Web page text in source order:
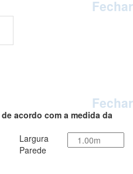
Fechar
Fechar
acordo com a medida da
Largura
Parede